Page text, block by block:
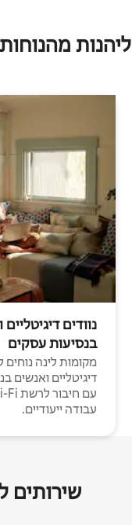
ליהנות
נוודים
בנסיעות עסקים
מקומות לינה נוחים
דיגיטליים ואנשים
עבודה ייעודיים.
שירותים